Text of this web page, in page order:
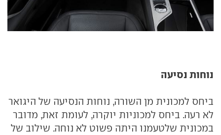
נוחות נסיעה
ביחס למכונית מן השורה, נוחות הנסיעה של היגואר
לא רעה. ביחס למכוניות יוקרה, לעומת זאת, מדובר
במכונית שלטעמנו היתה פשוט לא נוחה. שילוב של